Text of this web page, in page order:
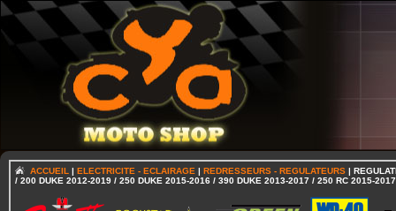
ACCUEIL | ELECTRICITE - ECLAIRAGE | REDRESSEURS - REGULATEURS |
/ 200 DUKE 2012-2019 / 250 DUKE 2015-2016 / 390 DUKE 2013-2017 / 250 RC 2015-